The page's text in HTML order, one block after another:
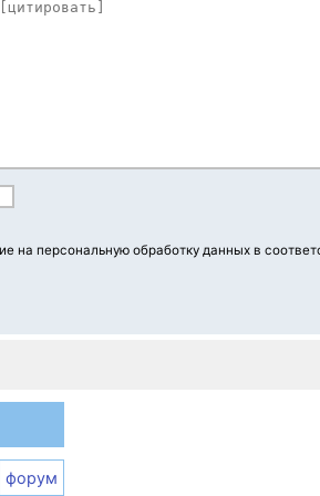
на персональную обработку данных в
форум